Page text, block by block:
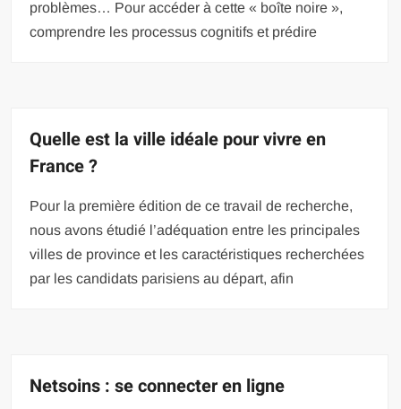
problèmes… Pour accéder à cette « boîte noire »,
comprendre les processus cognitifs et prédire
Quelle est la ville idéale pour vivre en
France ?
Pour la première édition de ce travail de recherche,
nous avons étudié l’adéquation entre les principales
villes de province et les caractéristiques recherchées
par les candidats parisiens au départ, afin
Netsoins : se connecter en ligne